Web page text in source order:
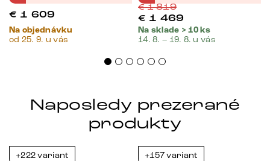
€ 1 609
Na objednávku
od 25. 9. u vás
€1 819
€ 1 469
Na sklade > 10 ks
14. 8. – 19. 8. u vás
Naposledy prezerané
produkty
+222 variant +157 variant